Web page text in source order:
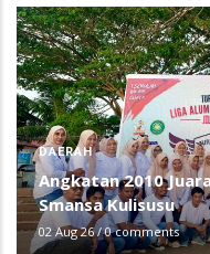
DAERAH
Angkatan 2010
Smansa Kulisusu
02 Aug 26/0 comments